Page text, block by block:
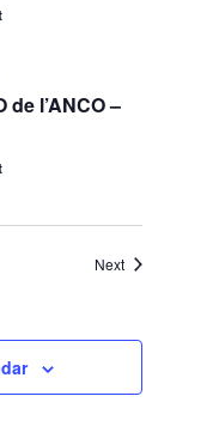
l’ANCO –
NextEvents